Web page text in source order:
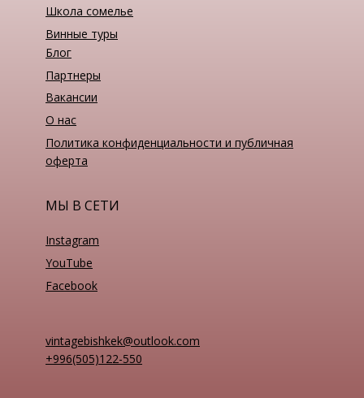
Школа сомелье
Винные туры
Блог
О нас
Партнеры
Вакансии
Политика конфиденциальности и публичная
оферта
МЫ В СЕТИ
Instagram
YouTube
Facebook
vintagebishkek@outlook.com
+996(505)122-550